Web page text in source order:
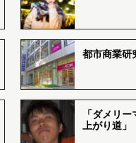
都市商業研
「ダメリ
上がり道」